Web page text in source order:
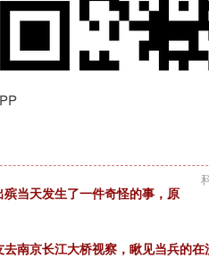
当天发生了一件奇怪的事，原
南京长江大桥视察，瞅见当兵的